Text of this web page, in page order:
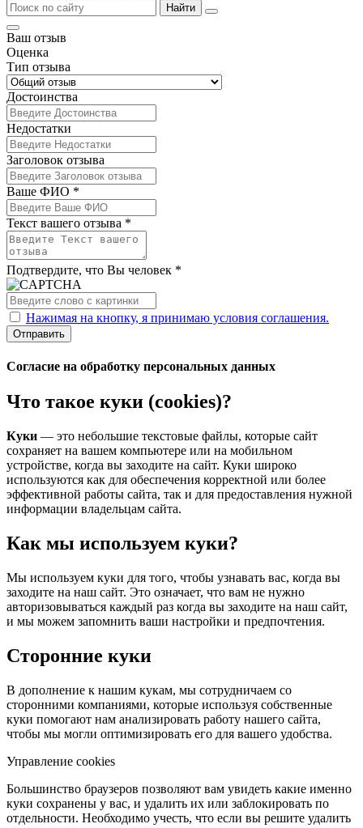
Найти
Ваш отзыв
Оценка
Тип отзыва
Достоинства
Недостатки
Заголовок отзыва
Ваше ФИО *
Текст вашего отзыва *
Подтвердите, что Вы человек *
Нажимая на кнопку, я принимаю условия соглашения.
Отправить
Согласие на обработку персональных данных
Что такое куки (cookies)?
Куки — это небольшие текстовые файлы, которые сайт
сохраняет на вашем компьютере или на мобильном
устройстве, когда вы заходите на сайт. Куки широко
используются как для обеспечения корректной или более
эффективной работы сайта, так и для предоставления нужной
информации владельцам сайта.
Как мы используем куки?
Мы используем куки для того, чтобы узнавать вас, когда вы
заходите на наш сайт. Это означает, что вам не нужно
авторизовываться каждый раз когда вы заходите на наш сайт,
и мы можем запомнить ваши настройки и предпочтения.
Сторонние куки
В дополнение к нашим кукам, мы сотрудничаем со
сторонними компаниями, которые используя собственные
куки помогают нам анализировать работу нашего сайта,
чтобы мы могли оптимизировать его для вашего удобства.
Управление cookies
Большинство браузеров позволяют вам увидеть какие именно
куки сохранены у вас, и удалить их или заблокировать по
отдельности. Необходимо учесть, что если вы решите удалить